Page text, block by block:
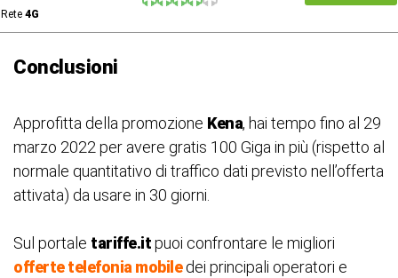
Rete 4G
Conclusioni
Approfitta della promozione Kena, hai tempo fino al 29
marzo 2022 per avere gratis 100 Giga in più (rispetto al
normale quantitativo di traffico dati previsto nell’offerta
attivata) da usare in 30 giorni.
Sul portale tariffe.itpuoi confrontare le migliori
offerte telefonia mobiledei principali operatori e